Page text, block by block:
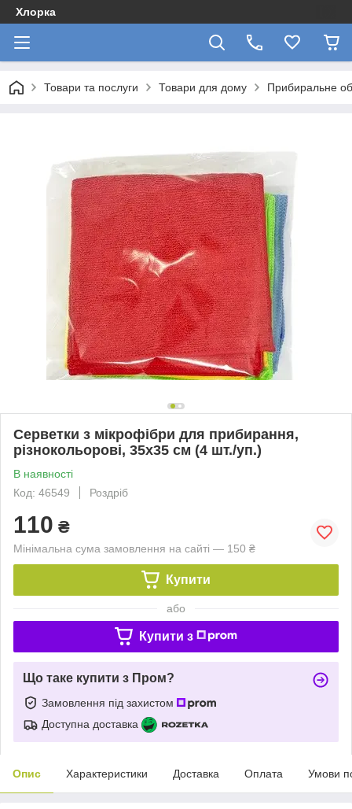
Хлорка
Товари та послуги Товари для дому Прибиральне
Серветки з мікрофібри для прибирання,
різнокольорові, 35х35 см (4 шт./уп.)
В наявності
Код: 46549
Роздріб
110 ₴
Мінімальна сума замовлення на сайті — 150 ₴
Купити
або
Купити з
Що таке купити з Пром?
Замовлення під захистом
Доступна доставка
Опис Характеристики Доставка Оплата Умови